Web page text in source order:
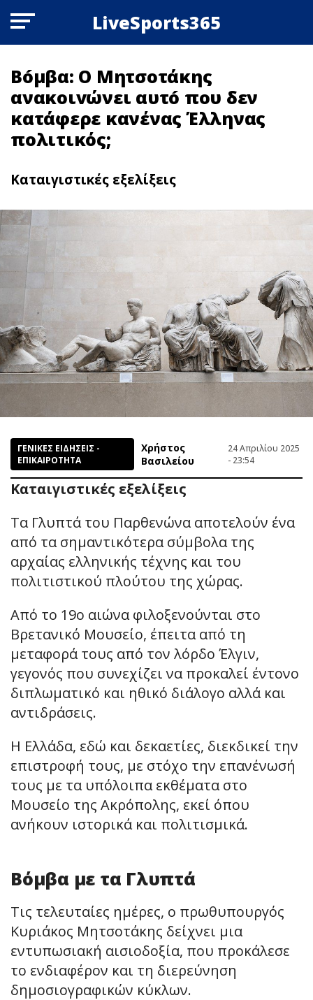
LiveSports365
Bóμβα: Ο Μητσοτάκης
ανακοιvώνει αυτó που δεν
κατάφερε κανένας Έλληνας
πολιτικός;
Καταιγιστικές εξελίξεις
ΓΕΝΙΚΕΣ ΕΙΔΗΣΕΙΣ -
ΕΠΙΚΑΙΡΟΤΗΤΑ
Χρήστος
Βασιλείου
24 Απριλίου 2025
- 23:54
Καταιγιστικές εξελίξεις
Τα Γλυπτά του Παρθενώνα αποτελούν ένα
από τα σημαντικότερα σύμβολα της
αρχαίας ελληνικής τέχνης και του
πολιτιστικού πλούτου της χώρας.
Από το 19ο αιώνα φιλοξενούνται στο
Βρετανικό Μουσείο, έπειτα από τη
μεταφορά τους από τον λόρδο Έλγιν,
γεγονός που συνεχίζει να προκαλεί έντονο
διπλωματικό και ηθικό διάλογο αλλά και
αντιδράσεις.
Η Ελλάδα, εδώ και δεκαετίες, διεκδικεί την
επιστροφή τους, με στόχο την επανένωσή
τους με τα υπόλοιπα εκθέματα στο
Μουσείο της Ακρόπολης, εκεί όπου
ανήκουν ιστορικά και πολιτισμικά.
Βόμβα με τα Γλυπτά
Τις τελευταίες ημέρες, ο πρωθυπουργός
Κυριάκος Μητσοτάκης δείχνει μια
εντυπωσιακή αισιοδοξία, που προκάλεσε
το ενδιαφέρον και τη διερεύνηση
δημοσιογραφικών κύκλων.